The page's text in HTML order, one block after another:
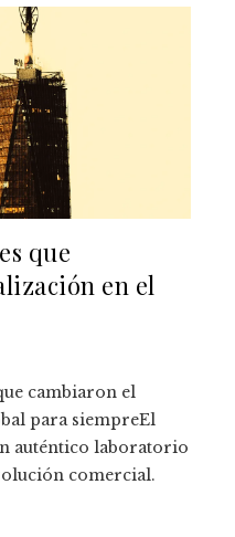
que
en el
cambiaron el
para siempreEl
auténtico laboratorio
comercial.